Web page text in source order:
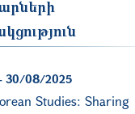
30/08/2025
Studies: Sharing